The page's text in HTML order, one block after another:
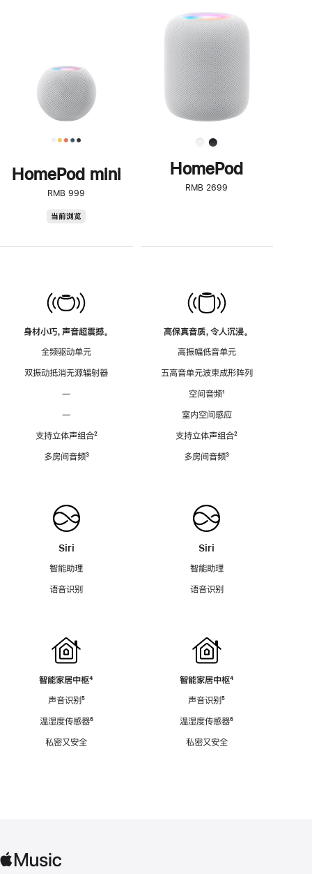
HomePod mini
RMB 999
当前浏览
身材小巧，声音超震撼。
全频驱动单元
双振动抵消无源辐射器
—
—
支持立体声组合脚
²
多房间音频脚
³
Siri
智能助理
语音识别
智能家居中枢脚
⁴
声音识别脚
⁵
温湿度传感器脚
⁶
私密又安全
步
了
解
HomePod<
HomePod
RMB 2699
高保真音质，令人沉浸。
高振幅低音单元
五高音单元波束成形阵列
空间音频脚
¹
室内空间感应
支持立体声组合脚
²
多房间音频脚
³
Siri
智能助理
语音识别
智能家居中枢脚
⁴
声音识别脚
⁵
温湿度传感器脚
⁶
私密又安全